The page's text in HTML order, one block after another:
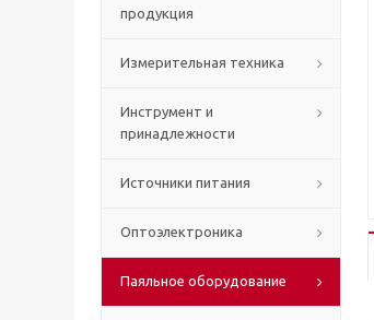
продукция
Измерительная техника
Инструмент и
принадлежности
Источники питания
Оптоэлектроника
Паяльное оборудование